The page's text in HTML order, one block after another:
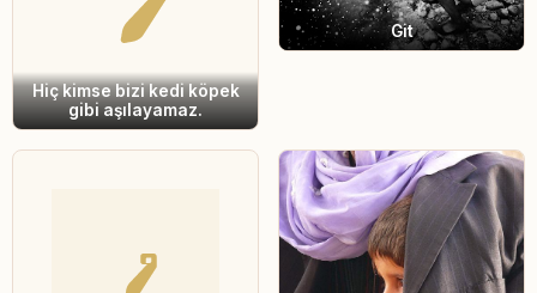
Hiç kimse bizi kedi köpek
gibi aşılayamaz.
Git